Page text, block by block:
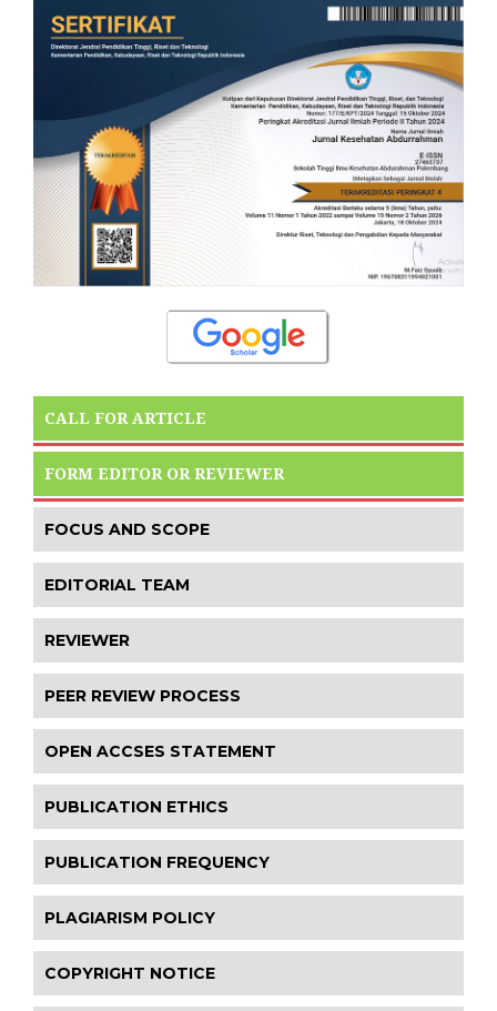
CALL FOR ARTICLE
FORM EDITOR OR REVIEWER
FOCUS AND SCOPE
EDITORIAL TEAM
REVIEWER
PEER REVIEW PROCESS
OPEN ACCSES STATEMENT
PUBLICATION ETHICS
PUBLICATION FREQUENCY
PLAGIARISM POLICY
COPYRIGHT NOTICE